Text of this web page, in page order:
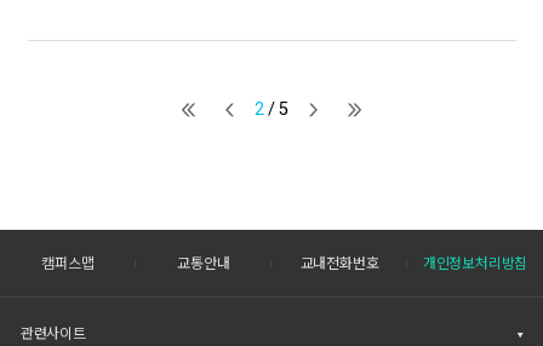
2 / 5
캠퍼스맵 교통안내 교내전화번호 개인정보처리방침
관련사이트